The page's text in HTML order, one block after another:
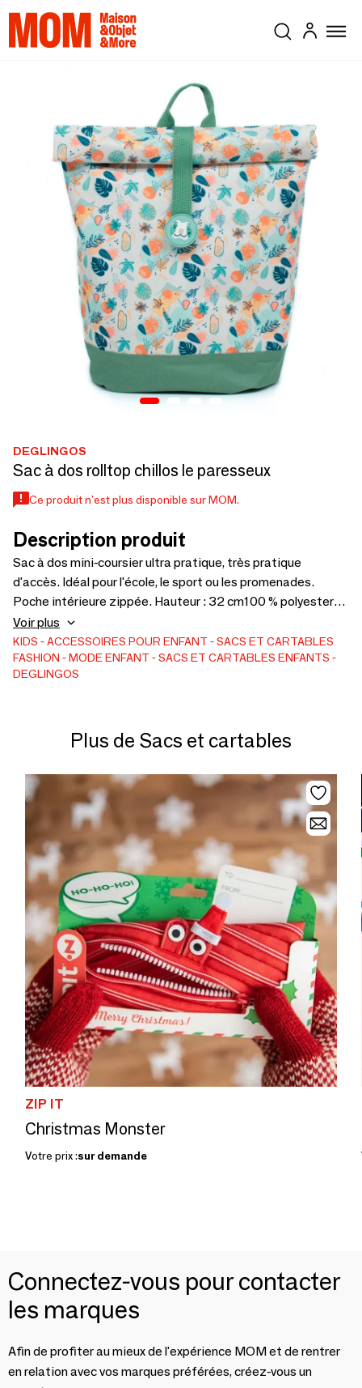
DEGLINGOS
Sac à dos rolltop chillos le paresseux
Ce produit n'est plus disponible sur MOM.
Description produit
Sac à dos mini-coursier ultra pratique, très pratique
d'accès. Idéal pour l'école, le sport ou les promenades.
Poche intérieure zippée. Hauteur : 32 cm100 % polyester
recyclé.
Voir plus
KIDS ACCESSOIRES POUR ENFANT
SACS ET CARTABLES
FASHION
MODE ENFANT
SACS ET CARTABLES ENFANTS
DEGLINGOS
Plus de Sacs et cartables
ZIP IT
Christmas Monster
Votre prix :sur demande
Connectez-vous pour contacter
les marques
Afin de profiter au mieux de l'expérience MOM et de rentrer
en relation avec vos marques préférées, créez-vous un